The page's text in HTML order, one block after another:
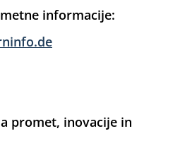
informacije:
promet, inovacije in